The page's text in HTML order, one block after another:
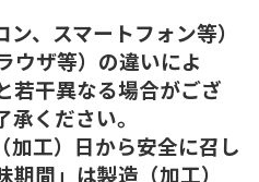
、スマートフォン等）
ウザ等）の違いによ
若干異なる場合がござ
ください。
加工）日から安全に召し
間」は製造（加工）